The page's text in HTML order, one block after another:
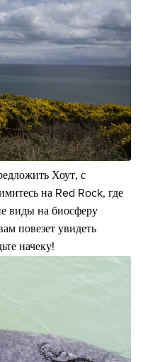
Хоут, с
на Red Rock, где
виды на биосферу
повезет увидеть
начеку!